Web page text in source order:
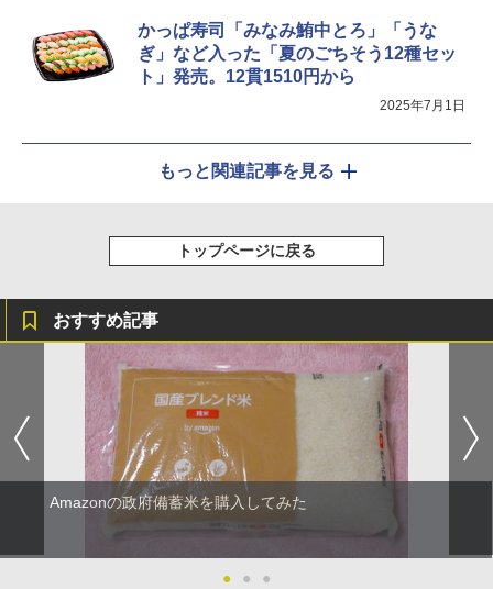
かっぱ寿司「みなみ鮪中とろ」「うな
ぎ」など入った「夏のごちそう12種セッ
ト」発売。12貫1510円から
2025年7月1日
もっと関連記事を見る
トップページに戻る
おすすめ記事
Amazonの政府備蓄米を購入してみた
● ● ●